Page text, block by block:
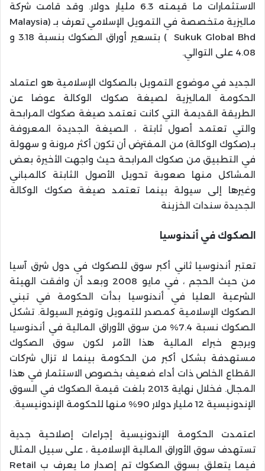
الاستثمارات ما قيمته 6.3 مليار دولار. وقد قامت شركة
ماليزية متخصصة في التمويل الإسلامي تعرف بـ (Malaysia
Sukuk Global Bhd ) بتسعير أوراق الصكوك بنسبة 3.18 و
4.08 على التوالي.
الجديد في موضوع التمويل بالصكوك الإسلامية هو اعتماد
الحكومة الماليزية لصيغة صكوك الوكالة عوضا عن
الطريقة القديمة التي كانت تعتمد صيغة صكوك المرابحة
والتي تعتمد أصول ثابتة ، الصيغة الجديدة المعروفة
بـ(صكوك الوكالة) من المفترض أن تكون أكثر مرونة و سهولة
في التطبيق من صكوك المرابحة حيث واجهت الأخيرة بعض
المشاكل منها صعوبة تحويل الأصول الثابتة كالمباني
وغيرها إلى سيولة بينما تعتمد صيغة صكوك الوكالة
الجديدة سندات الخزينة
الصكوك في أندنوسيا
تعتبر أندنوسيا ثاني أكبر سوق للصكوك في دول شرق آسيا
من حيث الحجم ، في مايو 2008 وبعد أن وافقت الهيئة
الشرعية العليا في أندنوسيا بدأت الحكومة في تبني
الصكوك الإسلامية كمصدر للتمويل وتوفير السيولة. تشكل
الصكوك نسبة 7.4% من سوق الأوراق المالية في أندنوسيا
ويرجع خبراء المالية هذا الأمر لكون سوق الصكوك
مستهدفة بشكل أكبر من الحكومة بينما لا تزال شركات
القطاع الخاص ذات أداء ضعيف بخصوص الاستثمار في هذا
المجال. فخلال نهاية 2013 بلغت قيمة الصكوك في السوق
الإندونيسية 12 مليار دولار 90% منها للحكومة الإندونيسية.
اعتمدت الحكومة الإندونيسية إجراءات إصلاحية جدية
تستهدف سوق الأوراق المالية الإسلامية ، على سبيل المثال
فيما يتعلق بسوق الصكوك تم إصدار ما يعرف ب Retail